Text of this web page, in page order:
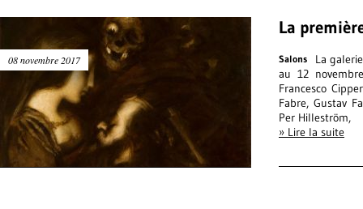
08 novembre 2017
La
Salons
La
au 12
Francesco
Fabre, Gustav
Per Hilleström,
» Lire la suite